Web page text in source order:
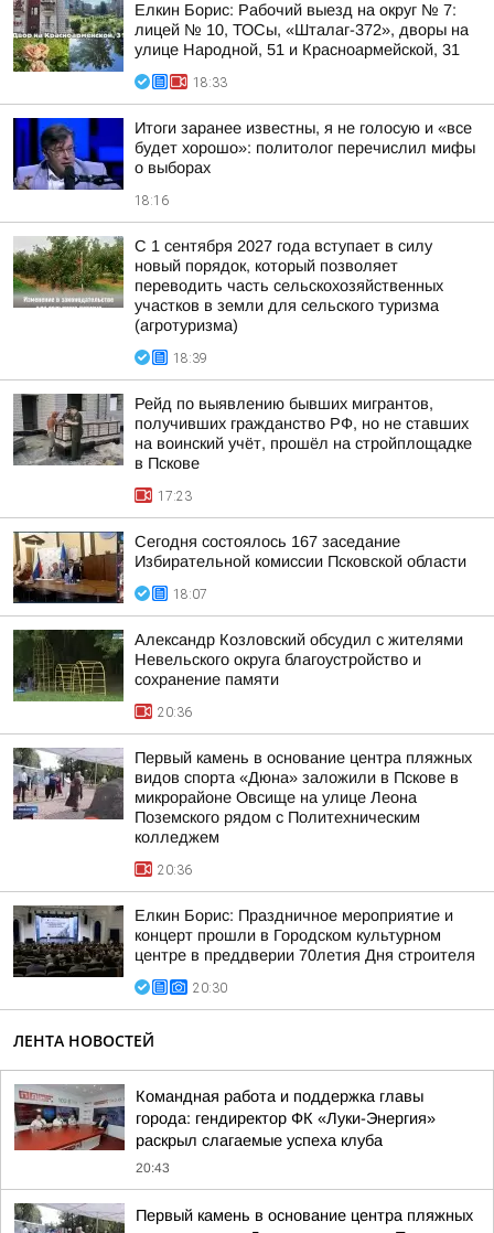
Елкин Борис: Рабочий выезд на округ № 7:
лицей № 10, ТОСы, «Шталаг-372», дворы на
улице Народной, 51 и Красноармейской, 31
18:33
Итоги заранее известны, я не голосую и «все
будет хорошо»: политолог перечислил мифы
о выборах
18:16
С 1 сентября 2027 года вступает в силу
новый порядок, который позволяет
переводить часть сельскохозяйственных
участков в земли для сельского туризма
(агротуризма)
18:39
Рейд по выявлению бывших мигрантов,
получивших гражданство РФ, но не ставших
на воинский учёт, прошёл на стройплощадке
в Пскове
17:23
Сегодня состоялось 167 заседание
Избирательной комиссии Псковской области
18:07
Александр Козловский обсудил с жителями
Невельского округа благоустройство и
сохранение памяти
20:36
Первый камень в основание центра пляжных
видов спорта «Дюна» заложили в Пскове в
микрорайоне Овсище на улице Леона
Поземского рядом с Политехническим
колледжем
20:36
Елкин Борис: Праздничное мероприятие и
концерт прошли в Городском культурном
центре в преддверии 70летия Дня строителя
20:30
ЛЕНТА НОВОСТЕЙ
Командная работа и поддержка главы
города: гендиректор ФК «Луки-Энергия»
раскрыл слагаемые успеха клуба
20:43
Первый камень в основание центра пляжных